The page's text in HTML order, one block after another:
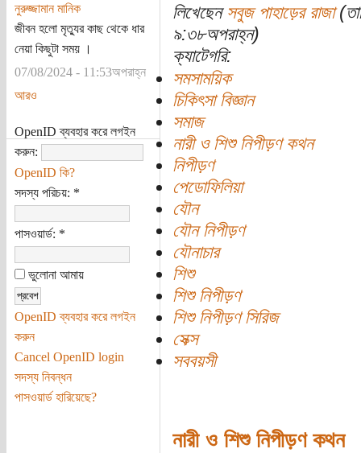
নুরুজ্জামান মানিক
জীবন হলো মৃত্যুর কাছ থেকে ধার
নেয়া কিছুটা সময় ।
07/08/2024 - 11:53অপরাহ্ন
আরও
OpenID ব্যবহার করে লগইন
করুন:
OpenID কি?
সদস্য পরিচয়: *
পাসওয়ার্ড: *
ভুলোনা আমায়
OpenID ব্যবহার করে লগইন
করুন
Cancel OpenID login
সদস্য নিবন্ধন
পাসওয়ার্ড হারিয়েছে?
লিখেছেন সবুজ পাহাড়ের রাজা
৯:৩৮অপরাহ্ন)
ক্যাটেগরি:
সমসাময়িক
চিকিৎসা বিজ্ঞান
সমাজ
নারী ও শিশু নিপীড়ণ কথন
নিপীড়ণ
পেডোফিলিয়া
যৌন
যৌন নিপীড়ণ
যৌনাচার
শিশু
শিশু নিপীড়ণ
শিশু নিপীড়ণ সিরিজ
সেক্স
সববয়সী
নারী ও শিশু নিপীড়ণ কথন